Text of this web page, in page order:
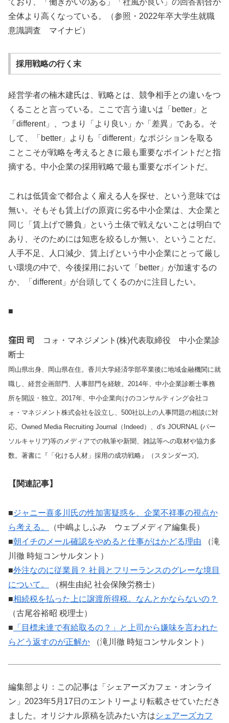
ており、「働きがいのある」「社風が良い」の回答割合が
全体より高くなっている。（参照・2022年卒大学生就職
意識調査 マイナビ）
採用戦略の行く末
経営学者の楠木建氏は、戦略とは、競争相手との違いをつ
くることと言っている。ここで言う違いは「better」と
「different」、つまり「より良い」か「差異」である。そ
して、「better」よりも「different」なポジションを取る
ことこそが戦略を考えるときに最も重要なポイントだと指
摘する。中小企業の採用戦略で最も重要なポイントだ。
これは低賃金で都合よく雇える人を探せ、という意味では
無い。そもそも賃上げの原資に劣る中小企業は、大企業と
同じ「賃上げで勝負」という土俵で戦えないことは明白で
あり、そのためには知恵を絞るしか無い、ということだ。
人手不足、人口減少、賃上げという中小企業にとって厳し
い環境の中で、今後採用において「better」が加速するの
か、「different」が台頭してくるのかに注目したい。
■
窪田 司
コォ・マネジメント(株)代表取締役 中小企業診
断士
岡山県出身、岡山県在住。香川大学経済学部卒業後に地域金融機関に就
職し、経営企画部門、人事部門を経験。2014年、中小企業診断士事務
所を開設・独立。2017年、中小企業向けのコンサルティング会社コ
ォ・マネジメント株式会社を設立し、500社以上の人事問題の相談に対
応。Owned Media Recruiting Journal（Indeed）、d’s JOURNAL (パー
ソルキャリア)等のメディアでの執筆や新聞、雑誌等への取材や協力多
数。著書に『「化ける人材」採用の成功戦略』（スタンダーズ)。
【関連記事】
■ジャニー喜多川氏の性加害疑惑を、企業不祥事の視点か
ら考える。
（中嶋よしふみ ウェブメディア編集長）
■朝イチのメール確認をやめると仕事がはかどる理由 （滝
川徹 時短コンサルタント）
■外注なのに従業員？ 社員とフリーランスのグレーな境目
について。
（桐生由紀 社会保険労務士）
■相続税を払った上に譲渡所得税。なんとかならないの？
（古尾谷裕昭 税理士）
■ 「目標未達で有給取るの？」と上司から嫌味を言われた
らどう返すのが正解か （滝川徹 時短コンサルタント）
編集部より：この記事は「シェアーズカフェ・オンライ
ン」2023年5月17日のエントリーより転載させていただき
ました。オリジナル原稿を読みたい方はシェアーズカフ